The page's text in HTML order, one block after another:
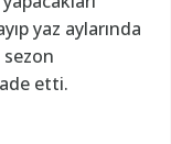
yaz aylarında
etti.